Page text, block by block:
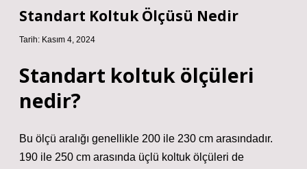
Standart Koltuk Ölçüsü Nedir
Tarih: Kasım 4, 2024
Standart koltuk ölçüleri
nedir?
Bu ölçü aralığı genellikle 200 ile 230 cm arasındadır.
190 ile 250 cm arasında üçlü koltuk ölçüleri de